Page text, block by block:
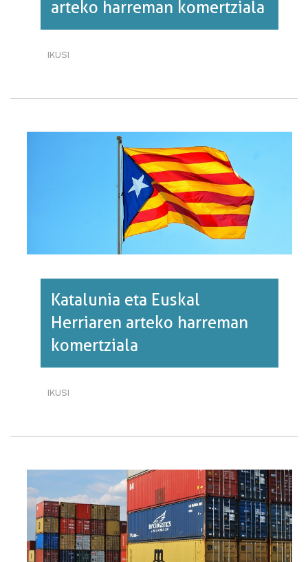
arteko harreman komertziala
IKUSI
HERRIAREN
KOMERTZIALA·RI
Katalunia eta Euskal
Herriaren arteko harreman
komertziala
IKUSI
HERRIAREN
KOMERTZIALA·RI
BURUZ